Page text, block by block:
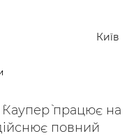
Київ
працює на
повний